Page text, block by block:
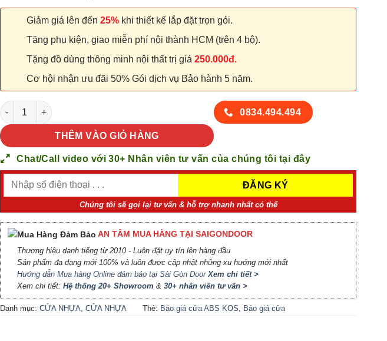
Giảm giá lên đến 25% khi thiết kế lắp đặt trọn gói.
Tặng phụ kiện, giao miễn phí nội thành HCM (trên 4 bộ).
Tặng đồ dùng thông minh nội thất trị giá 250.000đ.
Cơ hội nhận ưu đãi 50% Gói dịch vụ Bảo hành 5 năm.
CỬA NHỰA ABS HÀN QUỐC KOS 303B-K1129 số lượng
THÊM VÀO GIỎ HÀNG
0834.494.494
Chat/Call video với 30+ Nhân viên tư vấn của chúng tôi tại đây
Chúng tôi sẽ gọi lại tư vấn & hỗ trợ nhanh nhất có thể
AN TÂM MUA HÀNG TẠI SAIGONDOOR
Thương hiệu danh tiếng từ 2010 - Luôn đặt uy tín lên hàng đầu
Sản phẩm đa dạng mới 100% và luôn được cập nhật những xu hướng mới nhất
Hướng dẫn Mua hàng Online đảm bảo tại Sài Gòn DoorXem chi tiết >
Xem chi tiết: Hệ thống 20+ Showroom & 30+ nhân viên tư vấn >
Danh mục: CỬA NHỰA, CỬA NHỰA
Thẻ: Báo giá cửa ABS KOS, Báo giá cửa